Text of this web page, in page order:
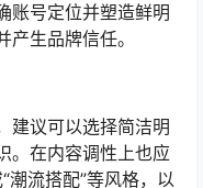
账号定位并塑造鲜明
生品牌信任。
建议可以选择简洁明
。在内容调性上也应
潮流搭配”等风格，以